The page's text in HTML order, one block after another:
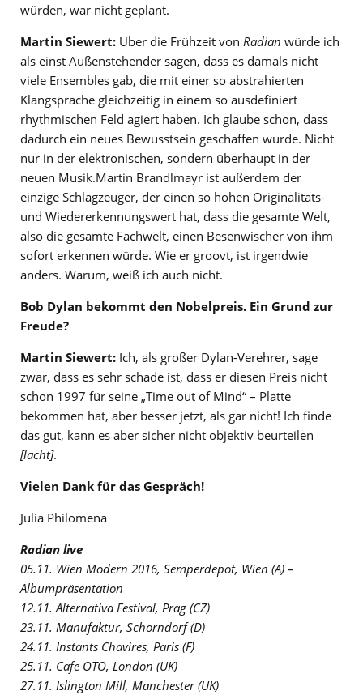
würden, war nicht geplant.
Martin Siewert: Über die Frühzeit von Radian würde ich
als einst Außenstehender sagen, dass es damals nicht
viele Ensembles gab, die mit einer so abstrahierten
Klangsprache gleichzeitig in einem so ausdefiniert
rhythmischen Feld agiert haben. Ich glaube schon, dass
dadurch ein neues Bewusstsein geschaffen wurde. Nicht
nur in der elektronischen, sondern überhaupt in der
neuen Musik.Martin Brandlmayr ist außerdem der
einzige Schlagzeuger, der einen so hohen Originalitäts-
und Wiedererkennungswert hat, dass die gesamte Welt,
also die gesamte Fachwelt, einen Besenwischer von ihm
sofort erkennen würde. Wie er groovt, ist irgendwie
anders. Warum, weiß ich auch nicht.
Bob Dylan bekommt den Nobelpreis. Ein Grund zur
Freude?
Martin Siewert: Ich, als großer Dylan-Verehrer, sage
zwar, dass es sehr schade ist, dass er diesen Preis nicht
schon 1997 für seine „Time out of Mind“ – Platte
bekommen hat, aber besser jetzt, als gar nicht! Ich finde
das gut, kann es aber sicher nicht objektiv beurteilen
[lacht].
Vielen Dank für das Gespräch!
Julia Philomena
Radian live
05.11. Wien Modern 2016, Semperdepot, Wien (A) –
Albumpräsentation
12.11. Alternativa Festival, Prag (CZ)
23.11. Manufaktur, Schorndorf (D)
24.11. Instants Chavires, Paris (F)
25.11. Cafe OTO, London (UK)
27.11. Islington Mill, Manchester (UK)